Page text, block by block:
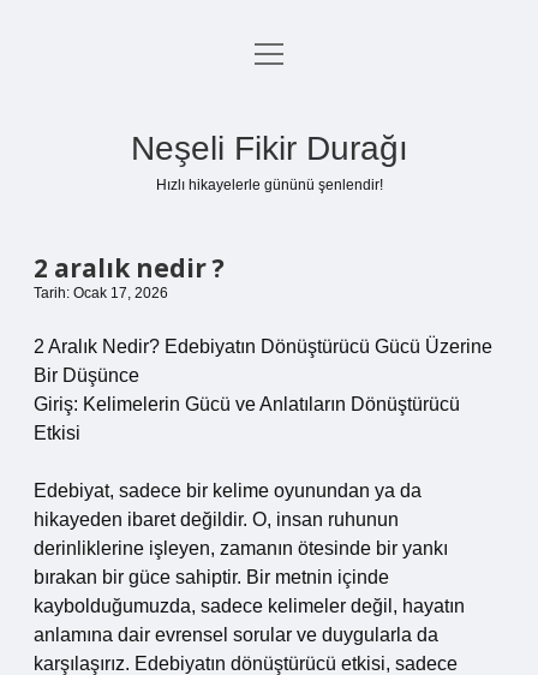
Anasayfa
menüyü
Neşeli Fikir Durağı
Hızlı hikayelerle gününü şenlendir!
2 aralık nedir ?
Tarih: Ocak 17, 2026
2 Aralık Nedir? Edebiyatın Dönüştürücü Gücü Üzerine
Bir Düşünce
Giriş: Kelimelerin Gücü ve Anlatıların Dönüştürücü
Etkisi
Edebiyat, sadece bir kelime oyunundan ya da
hikayeden ibaret değildir. O, insan ruhunun
derinliklerine işleyen, zamanın ötesinde bir yankı
bırakan bir güce sahiptir. Bir metnin içinde
kaybolduğumuzda, sadece kelimeler değil, hayatın
anlamına dair evrensel sorular ve duygularla da
karşılaşırız. Edebiyatın dönüştürücü etkisi, sadece